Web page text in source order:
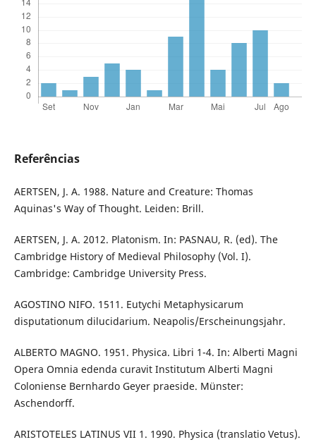
Referências
AERTSEN, J. A. 1988. Nature and Creature: Thomas
Aquinas's Way of Thought. Leiden: Brill.
AERTSEN, J. A. 2012. Platonism. In: PASNAU, R. (ed). The
Cambridge History of Medieval Philosophy (Vol. I).
Cambridge: Cambridge University Press.
AGOSTINO NIFO. 1511. Eutychi Metaphysicarum
disputationum dilucidarium. Neapolis/Erscheinungsjahr.
ALBERTO MAGNO. 1951. Physica. Libri 1-4. In: Alberti Magni
Opera Omnia edenda curavit Institutum Alberti Magni
Coloniense Bernhardo Geyer praeside. Münster:
Aschendorff.
ARISTOTELES LATINUS VII 1. 1990. Physica (translatio Vetus).